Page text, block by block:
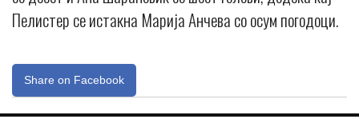
Пелистер се истакна Марија Анчева со осум погодоци.
Share on Facebook